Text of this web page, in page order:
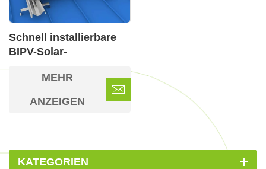
Schnell installierbare
BIPV-Solar-
MEHR
ANZEIGEN
KATEGORIEN